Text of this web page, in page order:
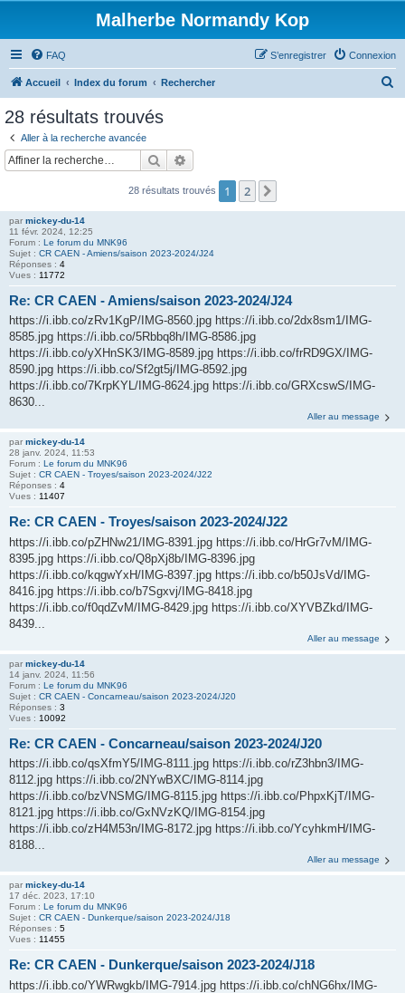
Malherbe Normandy Kop
FAQ Connexion
S’enregistrer
Accueil Index du forum Rechercher
c
28 résultats trouvés
Aller à la recherche avancée
Rechercher
28 résultats trouvés 1 2
par mickey-du-14
11 févr. 2024, 12:25
Forum : Le forum du MNK96
Sujet : CR CAEN - Amiens/saison 2023-2024/J24
Réponses : 4
Vues : 11772
Re: CR CAEN - Amiens/saison 2023-2024/J24
https://i.ibb.co/zRv1KgP/IMG-8560.jpg https://i.ibb.co/2dx8sm1/IMG-
8585.jpg https://i.ibb.co/5Rbbq8h/IMG-8586.jpg
https://i.ibb.co/yXHnSK3/IMG-8589.jpg https://i.ibb.co/frRD9GX/IMG-
8590.jpg https://i.ibb.co/Sf2gt5j/IMG-8592.jpg
https://i.ibb.co/7KrpKYL/IMG-8624.jpg https://i.ibb.co/GRXcswS/IMG-
8630...
Aller au message
par mickey-du-14
28 janv. 2024, 11:53
Forum : Le forum du MNK96
Sujet : CR CAEN - Troyes/saison 2023-2024/J22
Réponses : 4
Vues : 11407
Re: CR CAEN - Troyes/saison 2023-2024/J22
https://i.ibb.co/pZHNw21/IMG-8391.jpg https://i.ibb.co/HrGr7vM/IMG-
8395.jpg https://i.ibb.co/Q8pXj8b/IMG-8396.jpg
https://i.ibb.co/kqgwYxH/IMG-8397.jpg https://i.ibb.co/b50JsVd/IMG-
8416.jpg https://i.ibb.co/b7Sgxvj/IMG-8418.jpg
https://i.ibb.co/f0qdZvM/IMG-8429.jpg https://i.ibb.co/XYVBZkd/IMG-
8439...
Aller au message
par mickey-du-14
14 janv. 2024, 11:56
Forum : Le forum du MNK96
Sujet : CR CAEN - Concarneau/saison 2023-2024/J20
Réponses : 3
Vues : 10092
Re: CR CAEN - Concarneau/saison 2023-2024/J20
https://i.ibb.co/qsXfmY5/IMG-8111.jpg https://i.ibb.co/rZ3hbn3/IMG-
8112.jpg https://i.ibb.co/2NYwBXC/IMG-8114.jpg
https://i.ibb.co/bzVNSMG/IMG-8115.jpg https://i.ibb.co/PhpxKjT/IMG-
8121.jpg https://i.ibb.co/GxNVzKQ/IMG-8154.jpg
https://i.ibb.co/zH4M53n/IMG-8172.jpg https://i.ibb.co/YcyhkmH/IMG-
8188...
Aller au message
par mickey-du-14
17 déc. 2023, 17:10
Forum : Le forum du MNK96
Sujet : CR CAEN - Dunkerque/saison 2023-2024/J18
Réponses : 5
Vues : 11455
Re: CR CAEN - Dunkerque/saison 2023-2024/J18
https://i.ibb.co/YWRwgkb/IMG-7914.jpg https://i.ibb.co/chNG6hx/IMG-